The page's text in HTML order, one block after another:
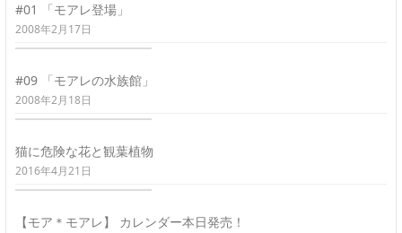
#01 「モアレ登場」
2008年2月17日
#09 「モアレの水族館」
2008年2月18日
猫に危険な花と観葉植物
2016年4月21日
【モア＊モアレ】 カレンダー本日発売！